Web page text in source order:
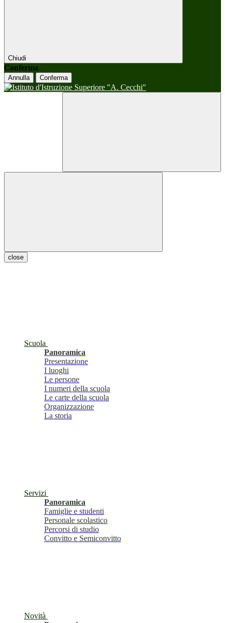
Chiudi
Conferma
Annulla Conferma
close
Scuola
Panoramica
Presentazione
I luoghi
Le persone
I numeri della scuola
Le carte della scuola
Organizzazione
La storia
Servizi
Panoramica
Famiglie e studenti
Personale scolastico
Percorsi di studio
Convitto e Semiconvitto
Novità